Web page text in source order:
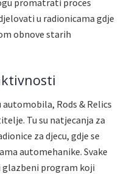
promatrati proces
u radionicama gdje
obnove starih
Rods & Relics
Tu su natjecanja za
za djecu, gdje se
automehanike. Svake
program koji